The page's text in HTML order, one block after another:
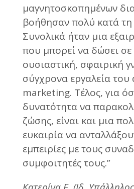
μαγνητοσκοπημένων
βοήθησαν πολύ κατά τη
Συνολικά ήταν μια
που μπορεί να δώσει
ουσιαστική, σφαιρική
σύγχρονα εργαλεία
marketing. Τέλος, για
δυνατότητα να
ζώσης, είναι και μια
ευκαιρία να
εμπειρίες με τους
συμφοιτητές τους.”